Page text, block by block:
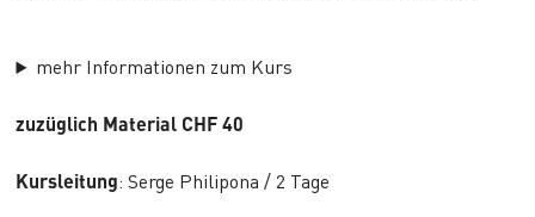
mehr Informationen zum Kurs
zuzüglich Material CHF 40
Kursleitung: Serge Philipona / 2 Tage